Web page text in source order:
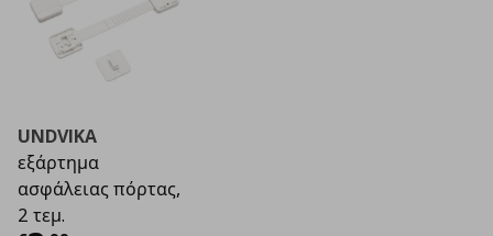
UNDVIKA
εξάρτημα
ασφάλειας πόρτας,
2 τεμ.